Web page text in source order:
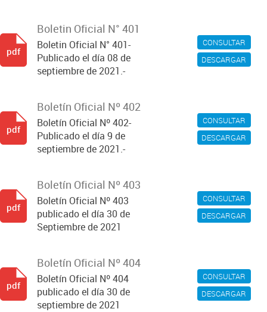
CONSULTAR
DESCARGAR
Boletin Oficial N° 401
Boletin Oficial N° 401-
Publicado el día 08 de
septiembre de 2021.-
pdf
CONSULTAR
DESCARGAR
Boletín Oficial Nº 402
Boletín Oficial Nº 402-
Publicado el día 9 de
septiembre de 2021.-
pdf
CONSULTAR
DESCARGAR
Boletín Oficial Nº 403
Boletín Oficial Nº 403
publicado el día 30 de
Septiembre de 2021
pdf
CONSULTAR
DESCARGAR
Boletín Oficial Nº 404
Boletín Oficial Nº 404
publicado el día 30 de
septiembre de 2021
pdf